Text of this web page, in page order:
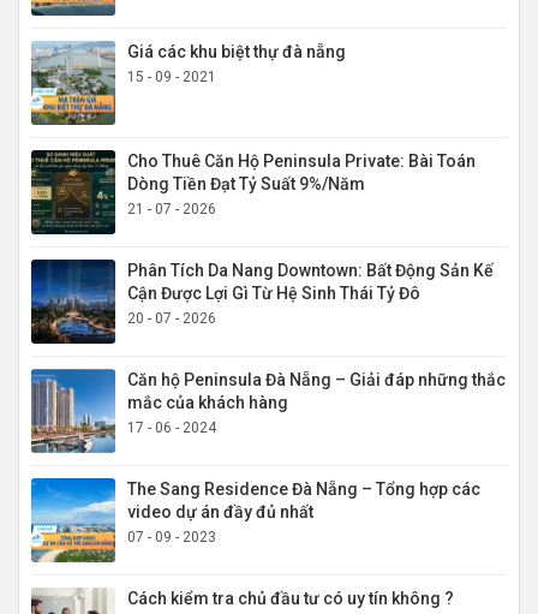
Giá các khu biệt thự đà nẵng
15 - 09 - 2021
Cho Thuê Căn Hộ Peninsula Private: Bài Toán
Dòng Tiền Đạt Tỷ Suất 9%/Năm
21 - 07 - 2026
Phân Tích Da Nang Downtown: Bất Động Sản Kế
Cận Được Lợi Gì Từ Hệ Sinh Thái Tỷ Đô
20 - 07 - 2026
Căn hộ Peninsula Đà Nẵng – Giải đáp những thắc
mắc của khách hàng
17 - 06 - 2024
The Sang Residence Đà Nẵng – Tổng hợp các
video dự án đầy đủ nhất
07 - 09 - 2023
Cách kiểm tra chủ đầu tư có uy tín không ?